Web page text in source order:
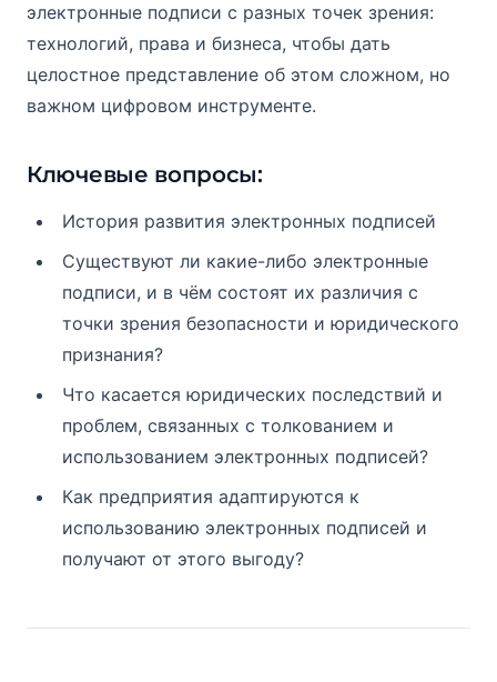
электронные подписи с разных точек зрения:
технологий, права и бизнеса, чтобы дать
целостное представление об этом сложном, но
важном цифровом инструменте.
Ключевые вопросы:
История развития электронных подписей
Существуют ли какие-либо электронные
подписи, и в чём состоят их различия с
точки зрения безопасности и юридического
признания?
Что касается юридических последствий и
проблем, связанных с толкованием и
использованием электронных подписей?
Как предприятия адаптируются к
использованию электронных подписей и
получают от этого выгоду?